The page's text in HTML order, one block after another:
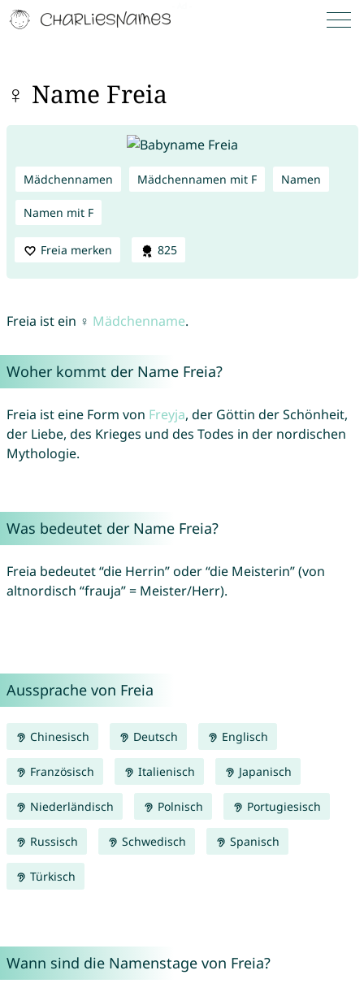
♀ Name Freia
Mädchennamen Mädchennamen mit F Namen
Namen mit F
Freia merken 825
Freia ist ein ♀ Mädchenname.
Woher kommt der Name Freia?
Freia ist eine Form von Freyja, der Göttin der Schönheit,
der Liebe, des Krieges und des Todes in der nordischen
Mythologie.
Was bedeutet der Name Freia?
Freia bedeutet “die Herrin” oder “die Meisterin” (von
altnordisch “frauja” = Meister/Herr).
Aussprache von Freia
Chinesisch Deutsch Englisch
Französisch Italienisch Japanisch
Niederländisch Polnisch Portugiesisch
Russisch Schwedisch Spanisch
Türkisch
Wann sind die Namenstage von Freia?